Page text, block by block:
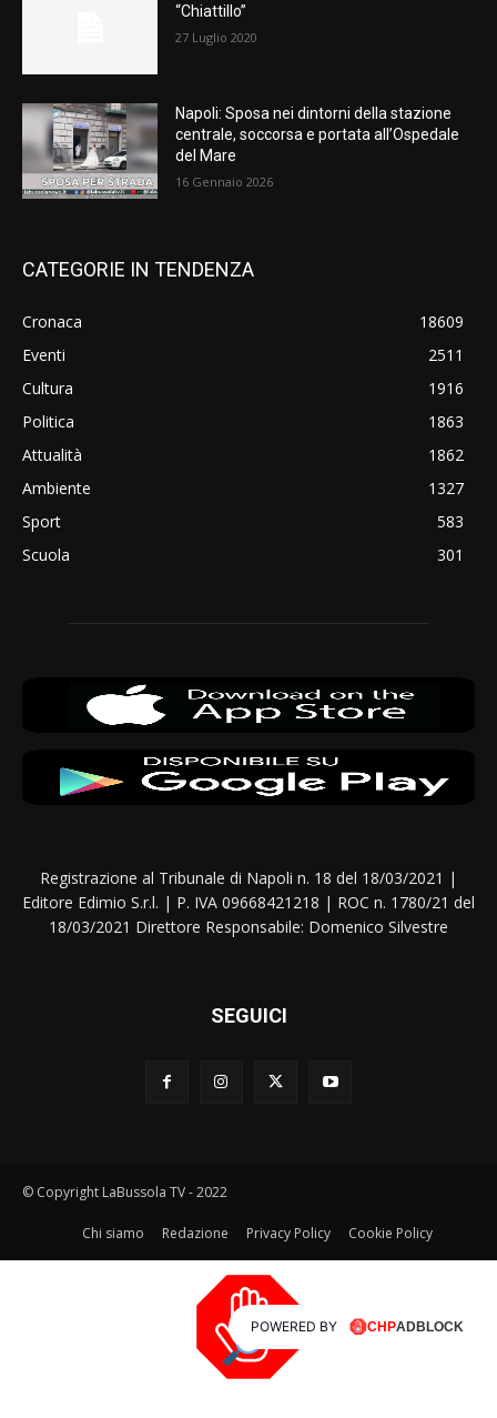
“Chiattillo”
27 Luglio 2020
Napoli: Sposa nei dintorni della stazione
centrale, soccorsa e portata all’Ospedale
del Mare
16 Gennaio 2026
CATEGORIE IN TENDENZA
Cronaca
18609
Eventi
2511
Cultura
1916
Politica
1863
Attualità
1862
Ambiente
1327
Sport
583
Scuola
301
Registrazione al Tribunale di Napoli n. 18 del 18/03/2021 |
Editore Edimio S.r.l. | P. IVA 09668421218 | ROC n. 1780/21 del
18/03/2021 Direttore Responsabile: Domenico Silvestre
SEGUICI
© Copyright LaBussola TV - 2022
Chi siamo Redazione Privacy Policy Cookie Policy
POWERED BY